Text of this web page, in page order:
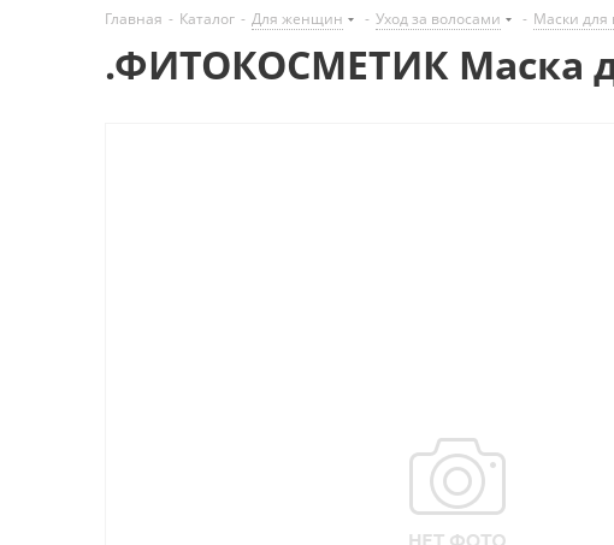
Главная - Каталог - Для женщин - Уход за волосами - Маски для
.ФИТОКОСМЕТИК Маска